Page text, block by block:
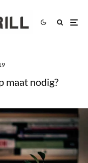
maat nodig?